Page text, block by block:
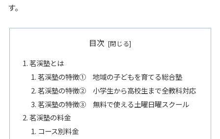
す。
目次
茗渓塾とは
茗渓塾の特徴① 地域の子どもを育てる総合塾
茗渓塾の特徴② 小学生から高校生まで全教科対応
茗渓塾の特徴③ 無料で使える土曜日曜スクール
茗渓塾の料金
コース別料金